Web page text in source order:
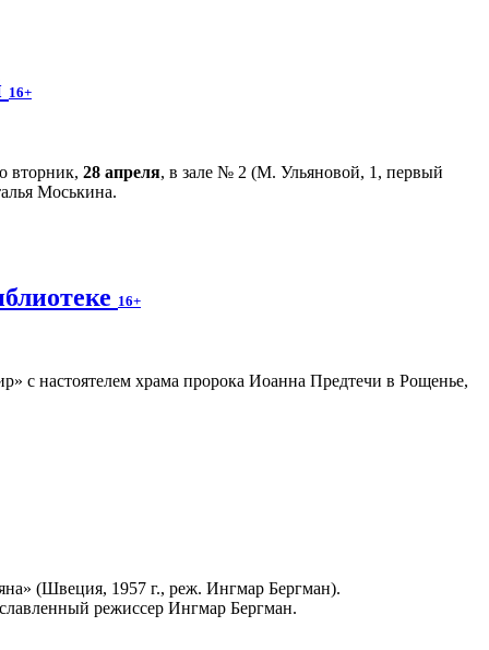
16+
вторник, 28 апреля, в зале № 2 (М. Ульяновой, 1, первый
Моськина.
16+
с настоятелем храма пророка Иоанна Предтечи в Рощенье,
(Швеция, 1957 г., реж. Ингмар Бергман).
режиссер Ингмар Бергман.